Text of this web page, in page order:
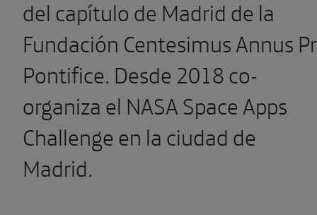
del capítulo de Madrid de la
Fundación Centesimus Annus
Pontifice. Desde 2018 co-
organiza el NASA Space Apps
Challenge en la ciudad de
Madrid.